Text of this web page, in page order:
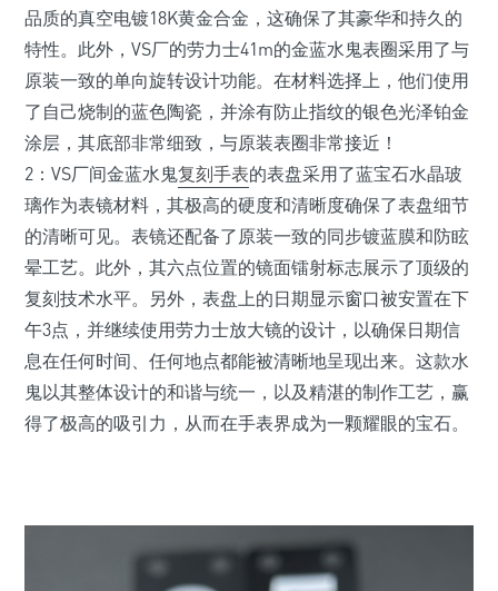
品质的真空电镀18K黄金合金，这确保了其豪华和持久的
特性。此外，VS厂的劳力士41m的金蓝水鬼表圈采用了与
原装一致的单向旋转设计功能。在材料选择上，他们使用
了自己烧制的蓝色陶瓷，并涂有防止指纹的银色光泽铂金
涂层，其底部非常细致，与原装表圈非常接近！
2：VS厂间金蓝水鬼复刻手表的表盘采用了蓝宝石水晶玻
璃作为表镜材料，其极高的硬度和清晰度确保了表盘细节
的清晰可见。表镜还配备了原装一致的同步镀蓝膜和防眩
晕工艺。此外，其六点位置的镜面镭射标志展示了顶级的
复刻技术水平。另外，表盘上的日期显示窗口被安置在下
午3点，并继续使用劳力士放大镜的设计，以确保日期信
息在任何时间、任何地点都能被清晰地呈现出来。这款水
鬼以其整体设计的和谐与统一，以及精湛的制作工艺，赢
得了极高的吸引力，从而在手表界成为一颗耀眼的宝石。